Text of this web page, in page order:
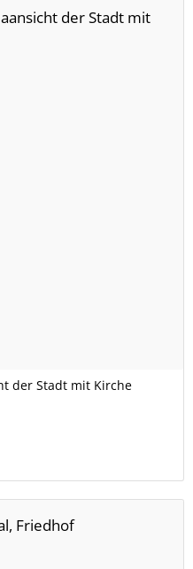
der Stadt mit Kirche